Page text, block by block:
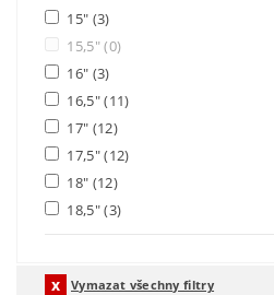
15" (3)
15,5"(0)
16" (3)
16,5"(11)
17" (12)
17,5"(12)
18" (12)
18,5"(3)
Vymazat všechny filtry